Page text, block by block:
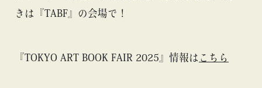
きは『TABF』の会場で！
『TOKYO ART BOOK FAIR 2025』情報は こちら